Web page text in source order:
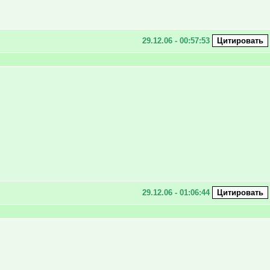
29.12.06 - 00:57:53
29.12.06 - 01:06:44